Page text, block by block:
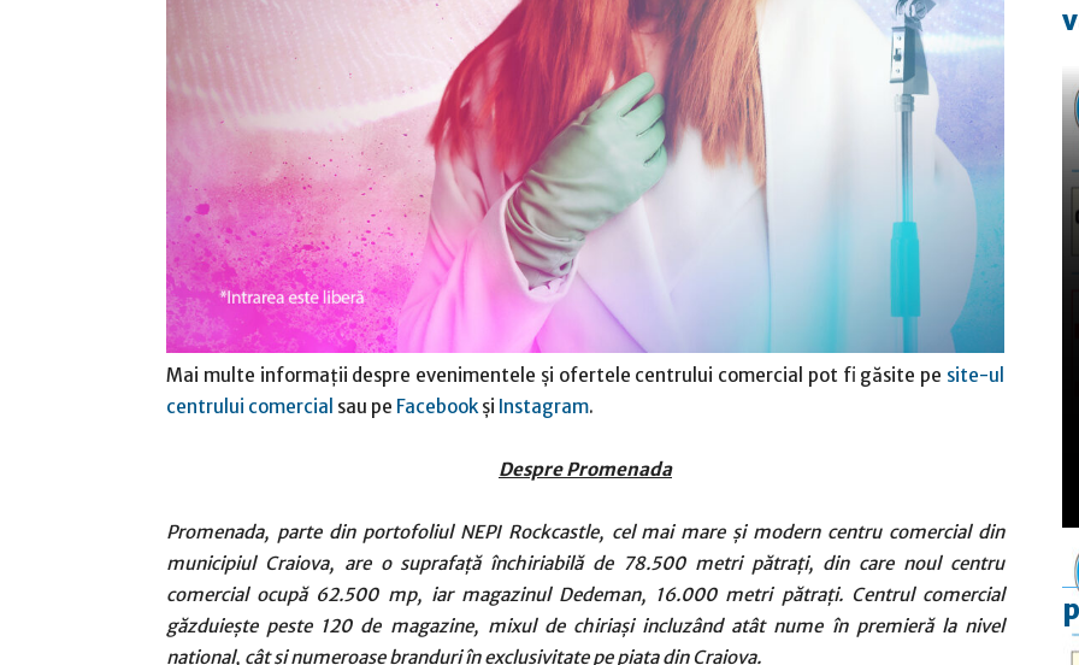
Mai multe informații despre evenimentele și ofertele centrului comercial pot fi găsite pe site-ul
centrului comercial sau pe Facebookși Instagram.
Despre Promenada
Promenada, parte din portofoliul NEPI Rockcastle, cel mai mare și modern centru comercial din
municipiul Craiova, are o suprafață închiriabilă de 78.500 metri pătrați, din care noul centru
comercial ocupă 62.500 mp, iar magazinul Dedeman, 16.000 metri pătrați. Centrul comercial
găzduiește peste 120 de magazine, mixul de chiriași incluzând atât nume în premieră la nivel
național, cât și numeroase branduri în exclusivitate pe piața din Craiova.